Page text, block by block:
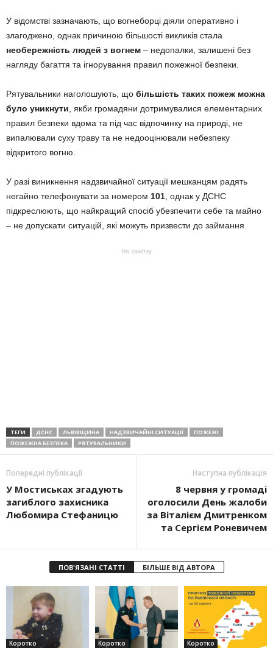
У відомстві зазначають, що вогнеборці діяли оперативно і
злагоджено, однак причиною більшості викликів стала
необережність людей з вогнем – недопалки, залишені без
нагляду багаття та ігнорування правил пожежної безпеки.
Рятувальники наголошують, що більшість таких пожеж можна
було уникнути , якби громадяни дотримувалися елементарних
правил безпеки вдома та під час відпочинку на природі, не
випалювали суху траву та не недооцінювали небезпеку
відкритого вогню.
У разі виникнення надзвичайної ситуації мешканцям радять
негайно телефонувати за номером 101 , однак у ДСНС
підкреслюють, що найкращий спосіб убезпечити себе та майно
– не допускати ситуацій, які можуть призвести до займання.
На замітку
ТЕГИ ДСНС ЛЬВІВЩИНА НАДЗВИЧАЙНІ СИТУАЦІЇ
ПОЖЕЖІ
ПОЖЕЖНА БЕЗПЕКА
РЯТУВАЛЬНИКИ
Попередні публікації
У Мостиськах згадують
загиблого захисника
Любомира Стефаницю
Наступна публікація
8 червня у громаді
оголосили День жалоби
за Віталієм Дмитренком
та Сергієм Роневичем
ПОВ'ЯЗАНІ СТАТТІ БІЛЬШЕ ВІД АВТОРА
Коротко Коротко Коротко